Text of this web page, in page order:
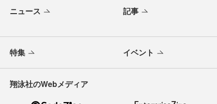
ニュース 記事
特集 イベント
翔泳社のWebメディア